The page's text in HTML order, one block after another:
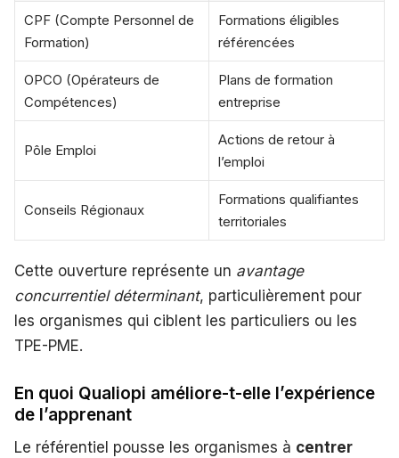
CPF (Compte Personnel de
Formation)
Formations éligibles
référencées
OPCO (Opérateurs de
Compétences)
Plans de formation
entreprise
Pôle Emploi
Actions de retour à
l’emploi
Conseils Régionaux
Formations qualifiantes
territoriales
Cette ouverture représente un avantage
concurrentiel déterminant, particulièrement pour
les organismes qui ciblent les particuliers ou les
TPE-PME.
En quoi Qualiopi améliore-t-elle l’expérience
de l’apprenant
Le référentiel pousse les organismes à centrer